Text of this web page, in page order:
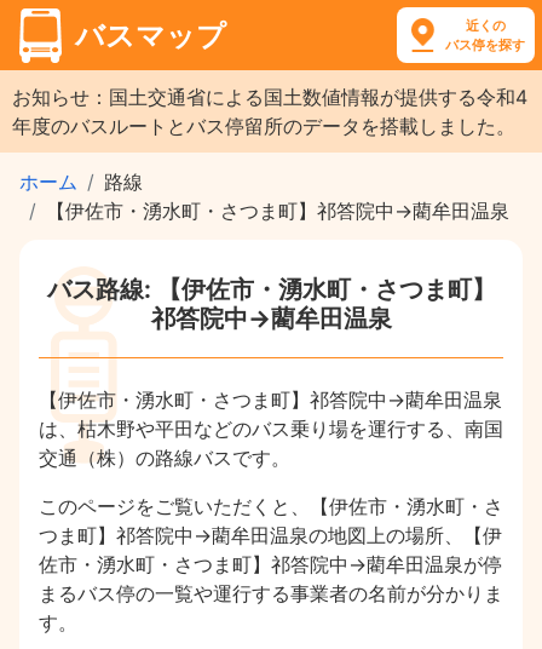
バスマップ
近くの
バス停を探す
お知らせ：国土交通省による国土数値情報が提供する令和4
年度のバスルートとバス停留所のデータを搭載しました。
ホーム
路線
【伊佐市・湧水町・さつま町】祁答院中→藺牟田温泉
バス路線: 【伊佐市・湧水町・さつま町】
祁答院中→藺牟田温泉
【伊佐市・湧水町・さつま町】祁答院中→藺牟田温泉
は、枯木野や平田などのバス乗り場を運行する、南国
交通（株）の路線バスです。
このページをご覧いただくと、【伊佐市・湧水町・さ
つま町】祁答院中→藺牟田温泉の地図上の場所、【伊
佐市・湧水町・さつま町】祁答院中→藺牟田温泉が停
まるバス停の一覧や運行する事業者の名前が分かりま
す。